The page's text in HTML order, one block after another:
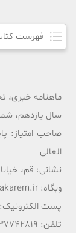
فهرست
ماهنامه خبری،
سال یازدهم،
صاحب امتیاز:
العالی
نشانی: قم، خیابان
وبگاه: makarem.ir
پست
تلفن: 37742819-02537743331